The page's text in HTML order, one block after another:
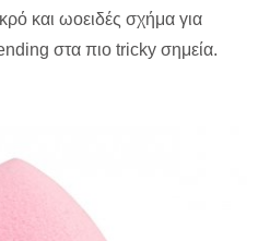
και ωοειδές σχήμα για
στα πιο tricky σημεία.